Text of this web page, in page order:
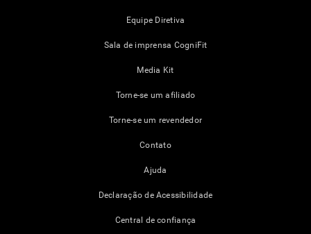
Equipe Diretiva
Sala de imprensa CogniFit
Media Kit
Torne-se um afiliado
Torne-se um revendedor
Contato
Ajuda
Declaração de Acessibilidade
Central de confiança